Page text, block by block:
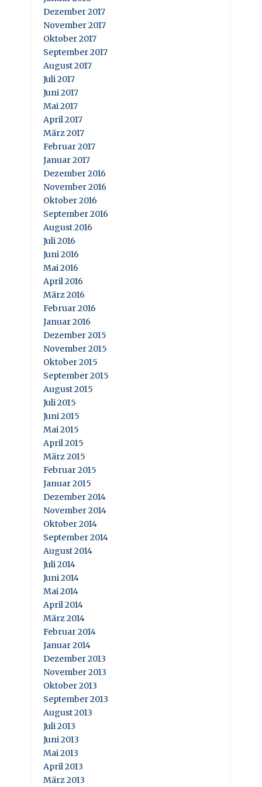
Dezember 2017
November 2017
Oktober 2017
September 2017
August 2017
Juli 2017
Juni 2017
Mai 2017
April 2017
März 2017
Februar 2017
Januar 2017
Dezember 2016
November 2016
Oktober 2016
September 2016
August 2016
Juli 2016
Juni 2016
Mai 2016
April 2016
März 2016
Februar 2016
Januar 2016
Dezember 2015
November 2015
Oktober 2015
September 2015
August 2015
Juli 2015
Juni 2015
Mai 2015
April 2015
März 2015
Februar 2015
Januar 2015
Dezember 2014
November 2014
Oktober 2014
September 2014
August 2014
Juli 2014
Juni 2014
Mai 2014
April 2014
März 2014
Februar 2014
Januar 2014
Dezember 2013
November 2013
Oktober 2013
September 2013
August 2013
Juli 2013
Juni 2013
Mai 2013
April 2013
März 2013